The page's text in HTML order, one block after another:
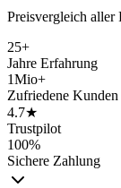
Preisvergleich aller
25+
Jahre Erfahrung
1Mio+
Zufriedene Kunden
4.7★
Trustpilot
100%
Sichere Zahlung